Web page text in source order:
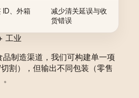
ID、外箱
减少清关延误与收
货错误
工业
制造渠道，我们可构建单一项
割），但输出不同包装（零售